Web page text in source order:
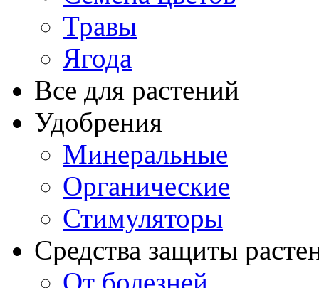
Травы
Ягода
Все для растений
Удобрения
Минеральные
Органические
Стимуляторы
Средства защиты